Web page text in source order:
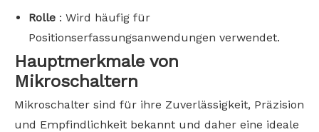
Rolle : Wird häufig für
Positionserfassungsanwendungen verwendet.
Hauptmerkmale von
Mikroschaltern
Mikroschalter sind für ihre Zuverlässigkeit, Präzision
und Empfindlichkeit bekannt und daher eine ideale